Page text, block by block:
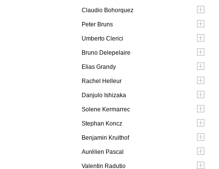
Claudio Bohorquez
Peter Bruns
Umberto Clerici
Bruno Delepelaire
Elias Grandy
Rachel Helleur
Danjulo Ishizaka
Solene Kermarrec
Stephan Koncz
Benjamin Kruithof
Aurélien Pascal
Valentin Radutio